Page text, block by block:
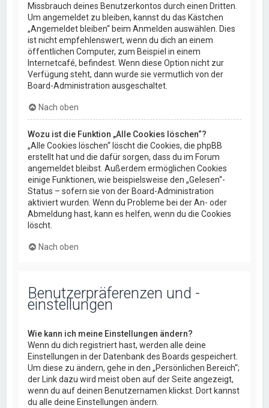
Missbrauch deines Benutzerkontos durch einen Dritten.
Um angemeldet zu bleiben, kannst du das Kästchen
„Angemeldet bleiben“ beim Anmelden auswählen. Dies
ist nicht empfehlenswert, wenn du dich an einem
öffentlichen Computer, zum Beispiel in einem
Internetcafé, befindest. Wenn diese Option nicht zur
Verfügung steht, dann wurde sie vermutlich von der
Board-Administration ausgeschaltet.
Nach oben
Wozu ist die Funktion „Alle Cookies löschen“?
„Alle Cookies löschen“ löscht die Cookies, die phpBB
erstellt hat und die dafür sorgen, dass du im Forum
angemeldet bleibst. Außerdem ermöglichen Cookies
einige Funktionen, wie beispielsweise den „Gelesen“-
Status – sofern sie von der Board-Administration
aktiviert wurden. Wenn du Probleme bei der An- oder
Abmeldung hast, kann es helfen, wenn du die Cookies
löscht.
Nach oben
Benutzerpräferenzen und -
einstellungen
Wie kann ich meine Einstellungen ändern?
Wenn du dich registriert hast, werden alle deine
Einstellungen in der Datenbank des Boards gespeichert.
Um diese zu ändern, gehe in den „Persönlichen Bereich“;
der Link dazu wird meist oben auf der Seite angezeigt,
wenn du auf deinen Benutzernamen klickst. Dort kannst
du alle deine Einstellungen ändern.